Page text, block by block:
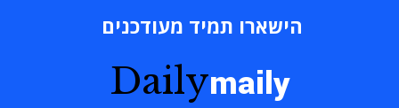
הישארו תמיד מעודכנים
Dailymaily